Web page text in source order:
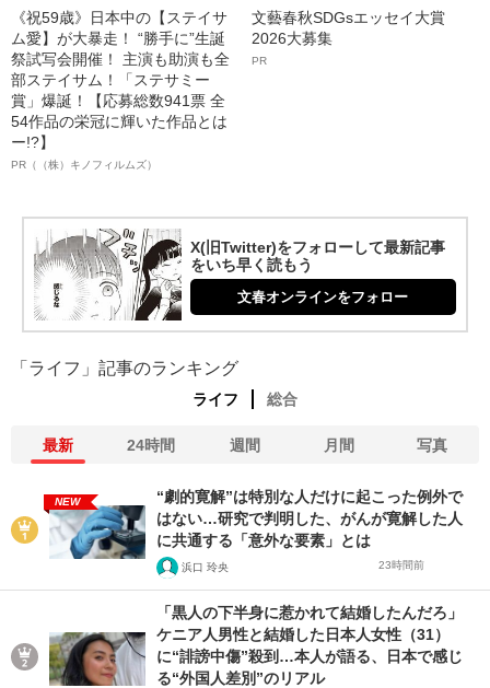
《祝59歳》日本中の【ステイサ
ム愛】が大暴走！ “勝手に”生誕
祭試写会開催！ 主演も助演も全
部ステイサム！「ステサミー
賞」爆誕！【応募総数941票 全
54作品の栄冠に輝いた作品とは
ー!?】
PR（（株）キノフィルムズ）
文藝春秋SDGsエッセイ大賞
2026大募集
PR
X(旧Twitter)をフォローして最新記事
をいち早く読もう
文春オンラインをフォロー
「ライフ」記事のランキング
ライフ 総合
最新 24時間 週間 月間 写真
NEW
“劇的寛解”は特別な人だけに起こった例外で
はない…研究で判明した、がんが寛解した人
に共通する「意外な要素」とは
浜口 玲央 23時間前
「黒人の下半身に惹かれて結婚したんだろ」
ケニア人男性と結婚した日本人女性（31）
に“誹謗中傷”殺到…本人が語る、日本で感じ
る“外国人差別”のリアル